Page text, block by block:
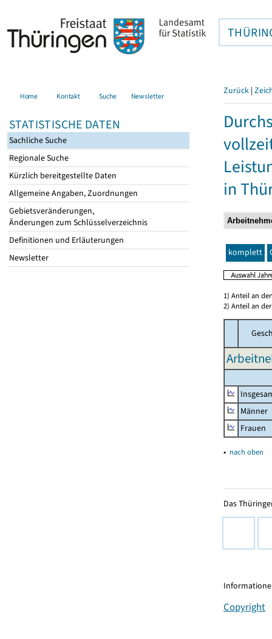
Home Kontakt Suche Newsletter
STATISTISCHE DATEN
Sachliche Suche
Regionale Suche
Kürzlich bereitgestellte Daten
Allgemeine Angaben, Zuordnungen
Gebietsveränderungen,
Änderungen zum Schlüsselverzeichnis
Definitionen und Erläuterungen
Newsletter
Zurück |
in
komplett
1) Anteil an
2) Anteil an
Männer
Frauen
▴ nach oben
Das
Copyright